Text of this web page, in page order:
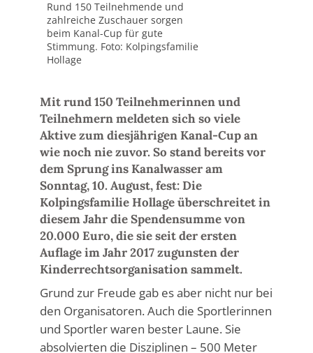
Rund 150 Teilnehmende und
zahlreiche Zuschauer sorgen
beim Kanal-Cup für gute
Stimmung. Foto: Kolpingsfamilie
Hollage
Mit rund 150 Teilnehmerinnen und
Teilnehmern meldeten sich so viele
Aktive zum diesjährigen Kanal-Cup an
wie noch nie zuvor. So stand bereits vor
dem Sprung ins Kanalwasser am
Sonntag, 10. August, fest: Die
Kolpingsfamilie Hollage überschreitet in
diesem Jahr die Spendensumme von
20.000 Euro, die sie seit der ersten
Auflage im Jahr 2017 zugunsten der
Kinderrechtsorganisation sammelt.
Grund zur Freude gab es aber nicht nur bei
den Organisatoren. Auch die Sportlerinnen
und Sportler waren bester Laune. Sie
absolvierten die Disziplinen – 500 Meter